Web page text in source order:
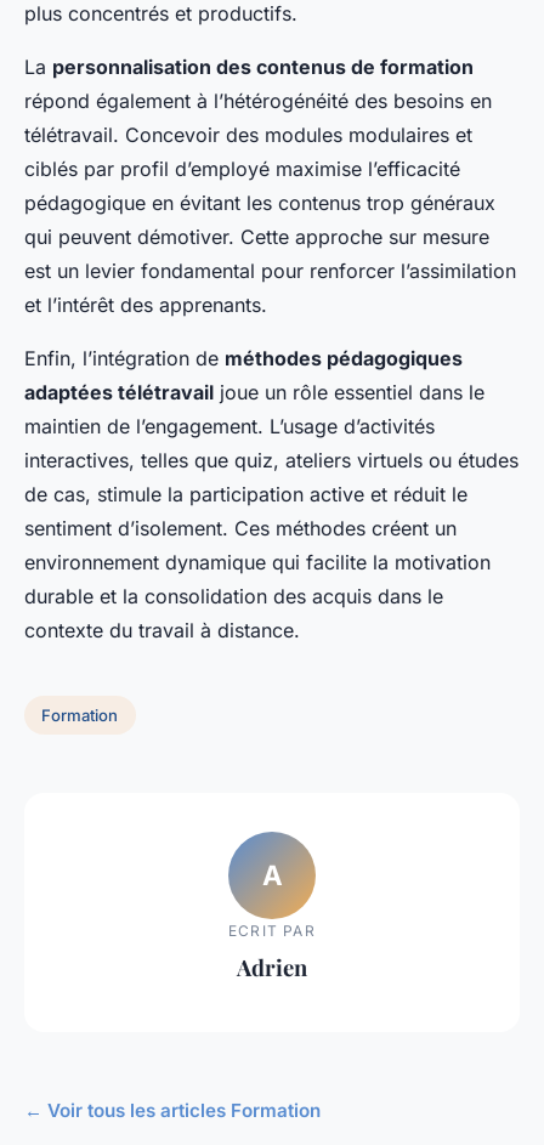
plus concentrés et productifs.
La personnalisation des contenus de formation
répond également à l’hétérogénéité des besoins en
télétravail. Concevoir des modules modulaires et
ciblés par profil d’employé maximise l’efficacité
pédagogique en évitant les contenus trop généraux
qui peuvent démotiver. Cette approche sur mesure
est un levier fondamental pour renforcer l’assimilation
et l’intérêt des apprenants.
Enfin, l’intégration de méthodes pédagogiques
adaptées télétravail joue un rôle essentiel dans le
maintien de l’engagement. L’usage d’activités
interactives, telles que quiz, ateliers virtuels ou études
de cas, stimule la participation active et réduit le
sentiment d’isolement. Ces méthodes créent un
environnement dynamique qui facilite la motivation
durable et la consolidation des acquis dans le
contexte du travail à distance.
Formation
A
ECRIT PAR
Adrien
← Voir tous les articles Formation